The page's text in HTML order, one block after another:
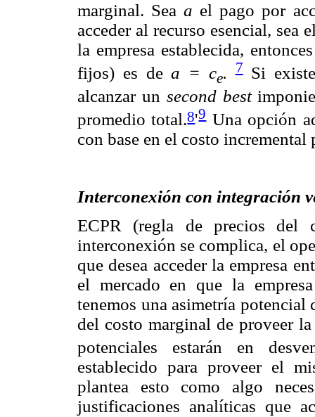
marginal. Seaa el pago por
acceder al recurso esencial, sea
la empresa establecida,
fijos) es dea = ce. 7Si
alcanzar un second best
promedio total.8'9Una opción
con base en el costo incremental
Interconexión con integración
ECPR (regla de precios del
interconexión se complica, el
que desea acceder la empresa
el mercado en que la
tenemos una asimetría potencial
del costo marginal de proveer
potenciales estarán en
establecido para proveer el
plantea esto como algo
justificaciones analíticas que